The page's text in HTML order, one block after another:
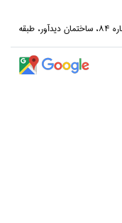
خيابان انقلاب، خيابان فخررازي، خيابان روانمهر شرقي، شماره 84، ساختمان ديدآور، طبقه